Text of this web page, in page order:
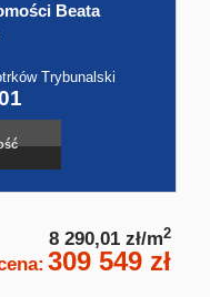
Beata
Trybunalski
8 290,01 zł/m2
309 549 zł